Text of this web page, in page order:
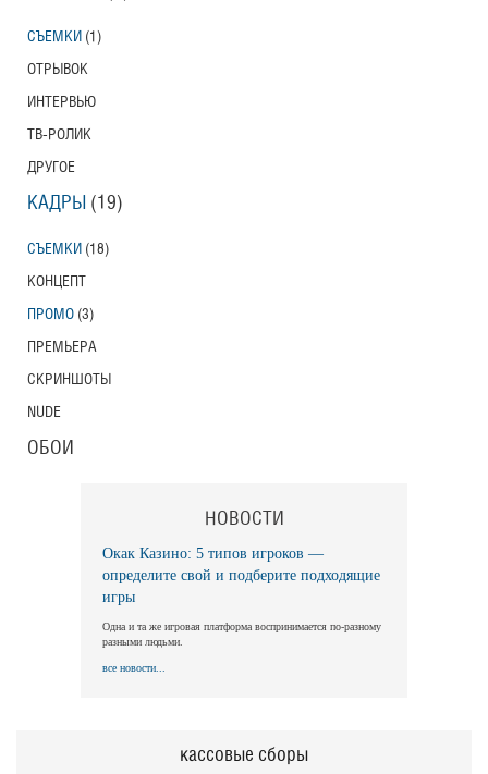
СЪЕМКИ (1)
ОТРЫВОК
ИНТЕРВЬЮ
ТВ-РОЛИК
ДРУГОЕ
КАДРЫ (19)
СЪЕМКИ (18)
КОНЦЕПТ
ПРОМО (3)
ПРЕМЬЕРА
СКРИНШОТЫ
NUDE
ОБОИ
НОВОСТИ
Окак Казино: 5 типов игроков —
определите свой и подберите подходящие
игры
Одна и та же игровая платформа воспринимается по-разному
разными людьми.
все новости...
кассовые сборы